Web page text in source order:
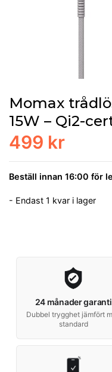
Momax
15W – Qi2-
499 kr
Beställ innan 16:00 för
- Endast 1 kvar i lager
24 månader garanti
Dubbel trygghet jämfört
standard